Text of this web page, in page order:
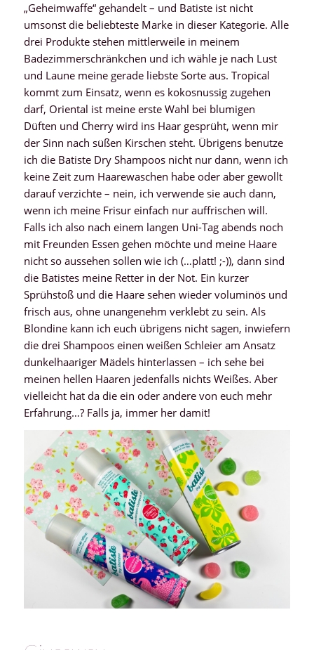
„Geheimwaffe“ gehandelt – und Batiste ist nicht
umsonst die beliebteste Marke in dieser Kategorie. Alle
drei Produkte stehen mittlerweile in meinem
Badezimmerschränkchen und ich wähle je nach Lust
und Laune meine gerade liebste Sorte aus. Tropical
kommt zum Einsatz, wenn es kokosnussig zugehen
darf, Oriental ist meine erste Wahl bei blumigen
Düften und Cherry wird ins Haar gesprüht, wenn mir
der Sinn nach süßen Kirschen steht. Übrigens benutze
ich die Batiste Dry Shampoos nicht nur dann, wenn ich
keine Zeit zum Haarewaschen habe oder aber gewollt
darauf verzichte – nein, ich verwende sie auch dann,
wenn ich meine Frisur einfach nur auffrischen will.
Falls ich also nach einem langen Uni-Tag abends noch
mit Freunden Essen gehen möchte und meine Haare
nicht so aussehen sollen wie ich (…platt! ;-)), dann sind
die Batistes meine Retter in der Not. Ein kurzer
Sprühstoß und die Haare sehen wieder voluminös und
frisch aus, ohne unangenehm verklebt zu sein. Als
Blondine kann ich euch übrigens nicht sagen, inwiefern
die drei Shampoos einen weißen Schleier am Ansatz
dunkelhaariger Mädels hinterlassen – ich sehe bei
meinen hellen Haaren jedenfalls nichts Weißes. Aber
vielleicht hat da die ein oder andere von euch mehr
Erfahrung…? Falls ja, immer her damit!